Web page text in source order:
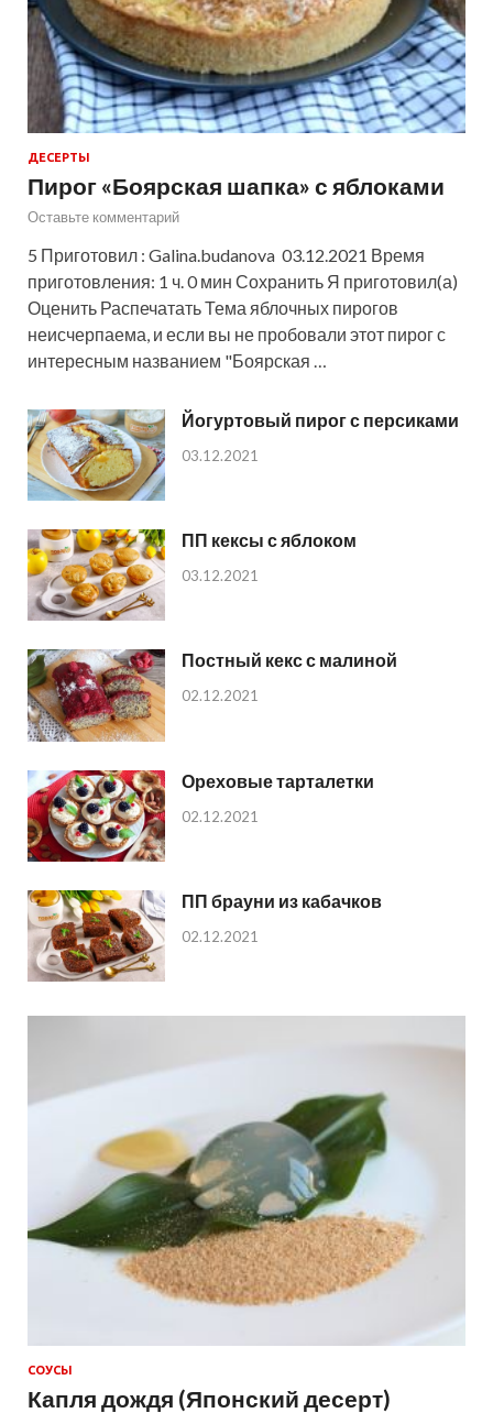
ДЕСЕРТЫ
Пирог «Боярская шапка» с яблоками
Оставьте комментарий
5 Приготовил : Galina.budanova 03.12.2021 Время
приготовления: 1 ч. 0 мин Сохранить Я приготовил(а)
Оценить Распечатать Тема яблочных пирогов
неисчерпаема, и если вы не пробовали этот пирог с
интересным названием "Боярская …
Йогуртовый пирог с персиками
03.12.2021
ПП кексы с яблоком
03.12.2021
Постный кекс с малиной
02.12.2021
Ореховые тарталетки
02.12.2021
ПП брауни из кабачков
02.12.2021
СОУСЫ
Капля дождя (Японский десерт)